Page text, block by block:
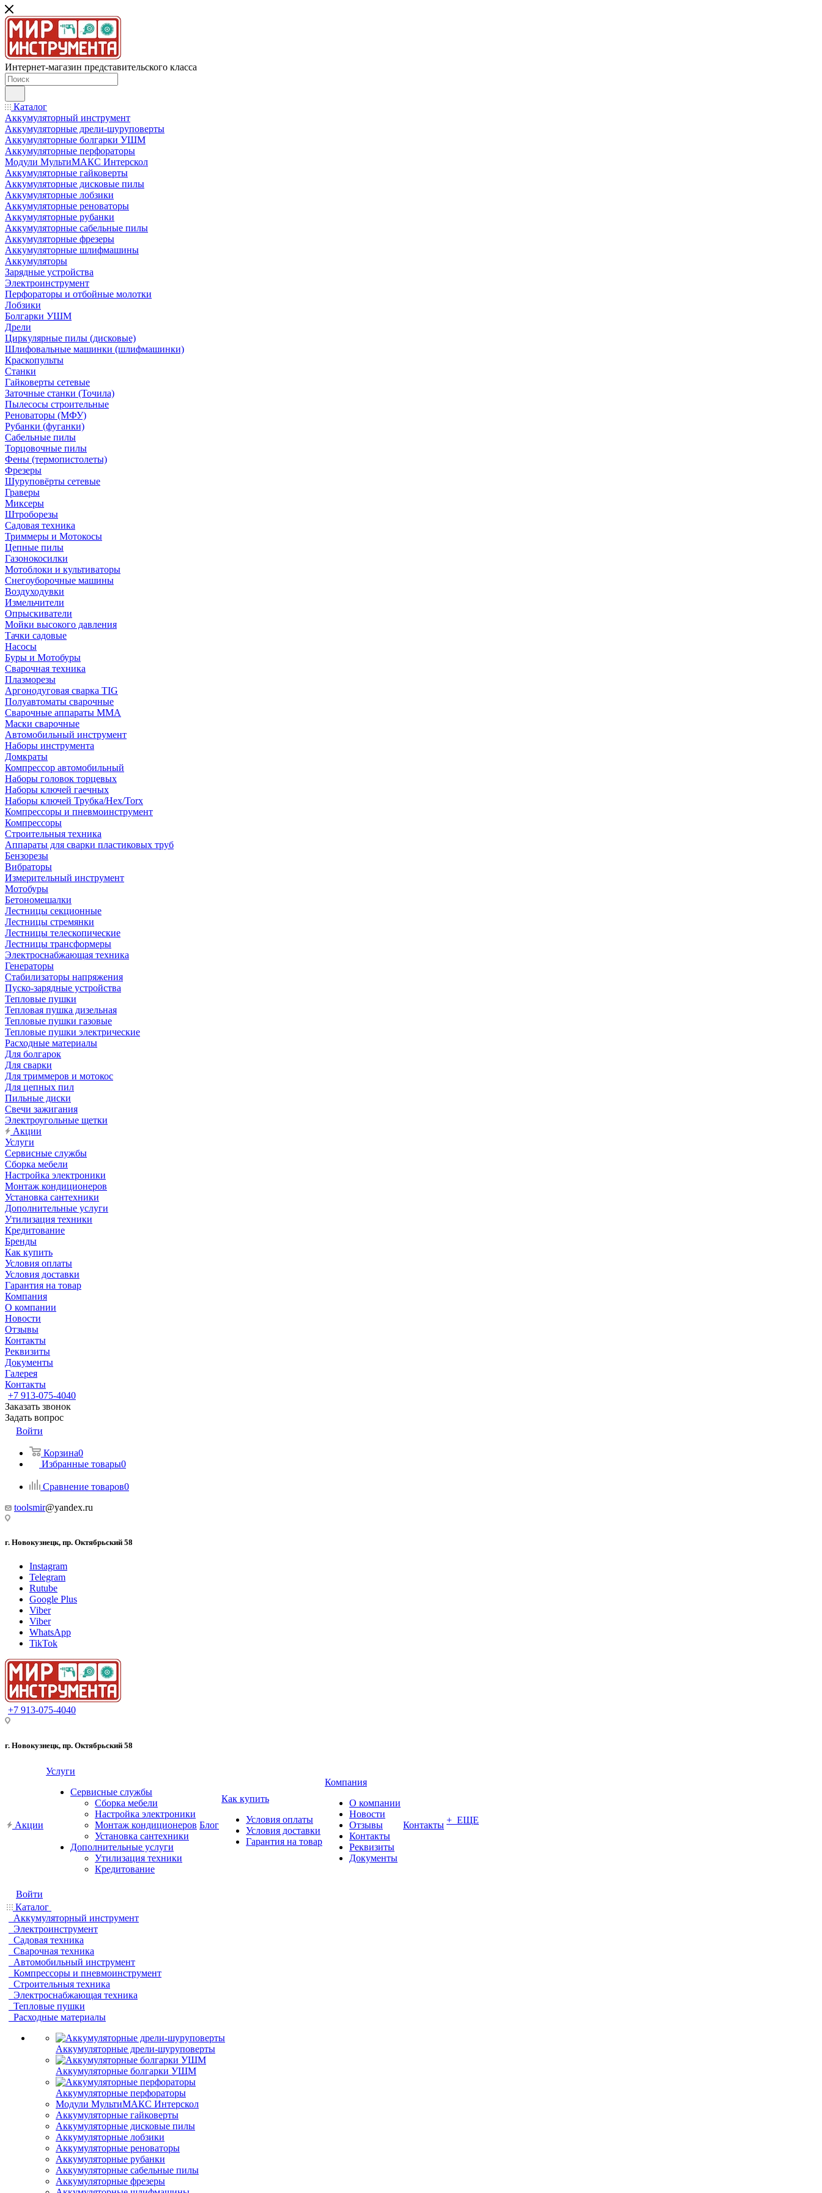
Интернет-магазин представительского класса
Каталог
Аккумуляторный инструмент
Аккумуляторные дрели-шуруповерты
Аккумуляторные болгарки УШМ
Аккумуляторные перфораторы
Модули МультиМАКС Интерскол
Аккумуляторные гайковерты
Аккумуляторные дисковые пилы
Аккумуляторные лобзики
Аккумуляторные реноваторы
Аккумуляторные рубанки
Аккумуляторные сабельные пилы
Аккумуляторные фрезеры
Аккумуляторные шлифмашины
Аккумуляторы
Зарядные устройства
Электроинструмент
Перфораторы и отбойные молотки
Лобзики
Болгарки УШМ
Дрели
Циркулярные пилы (дисковые)
Шлифовальные машинки (шлифмашинки)
Краскопульты
Станки
Гайковерты сетевые
Заточные станки (Точила)
Пылесосы строительные
Реноваторы (МФУ)
Рубанки (фуганки)
Сабельные пилы
Торцовочные пилы
Фены (термопистолеты)
Фрезеры
Шуруповёрты сетевые
Граверы
Миксеры
Штроборезы
Садовая техника
Триммеры и Мотокосы
Цепные пилы
Газонокосилки
Мотоблоки и культиваторы
Снегоуборочные машины
Воздуходувки
Измельчители
Опрыскиватели
Мойки высокого давления
Тачки садовые
Насосы
Буры и Мотобуры
Сварочная техника
Плазморезы
Аргонодуговая сварка TIG
Полуавтоматы сварочные
Сварочные аппараты ММА
Маски сварочные
Автомобильный инструмент
Наборы инструмента
Домкраты
Компрессор автомобильный
Наборы головок торцевых
Наборы ключей гаечных
Наборы ключей Трубка/Hex/Torx
Компрессоры и пневмоинструмент
Компрессоры
Строительныя техника
Аппараты для сварки пластиковых труб
Бензорезы
Вибраторы
Измерительный инструмент
Мотобуры
Бетономешалки
Лестницы секционные
Лестницы стремянки
Лестницы телескопические
Лестницы трансформеры
Электроснабжающая техника
Генераторы
Стабилизаторы напряжения
Пуско-зарядные устройства
Тепловые пушки
Тепловая пушка дизельная
Тепловые пушки газовые
Тепловые пушки электрические
Расходные материалы
Для болгарок
Для сварки
Для триммеров и мотокос
Для цепных пил
Пильные диски
Свечи зажигания
Электроугольные щетки
Акции
Услуги
Сервисные службы
Сборка мебели
Настройка электроники
Монтаж кондиционеров
Установка сантехники
Дополнительные услуги
Утилизация техники
Кредитование
Бренды
Как купить
Условия оплаты
Условия доставки
Гарантия на товар
Компания
О компании
Новости
Отзывы
Контакты
Реквизиты
Документы
Галерея
Контакты
+7 913-075-4040
Заказать звонок
Задать вопрос
Войти
Корзина0
Избранные товары0
Сравнение товаров0
toolsmir@yandex.ru
г. Новокузнецк, пр. Октябрьский 58
Instagram
Telegram
Rutube
Google Plus
Viber
Viber
WhatsApp
TikTok
+7 913-075-4040
г. Новокузнецк, пр. Октябрьский 58
Акции
Услуги
Сервисные службы
Сборка мебели
Настройка электроники
Монтаж кондиционеров
Установка сантехники
Дополнительные услуги
Утилизация техники
Кредитование
Блог
Как купить
Условия оплаты
Условия доставки
Гарантия на товар
Компания
О компании
Новости
Отзывы
Контакты
Реквизиты
Документы
Контакты + ЕЩЕ
Войти
Каталог
Аккумуляторный инструмент
Электроинструмент
Садовая техника
Сварочная техника
Автомобильный инструмент
Компрессоры и пневмоинструмент
Строительныя техника
Электроснабжающая техника
Тепловые пушки
Расходные материалы
Аккумуляторные дрели-шуруповерты
Аккумуляторные болгарки УШМ
Аккумуляторные перфораторы
Модули МультиМАКС Интерскол
Аккумуляторные гайковерты
Аккумуляторные дисковые пилы
Аккумуляторные лобзики
Аккумуляторные реноваторы
Аккумуляторные рубанки
Аккумуляторные сабельные пилы
Аккумуляторные фрезеры